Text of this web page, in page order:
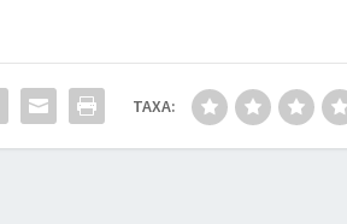
TAXA: